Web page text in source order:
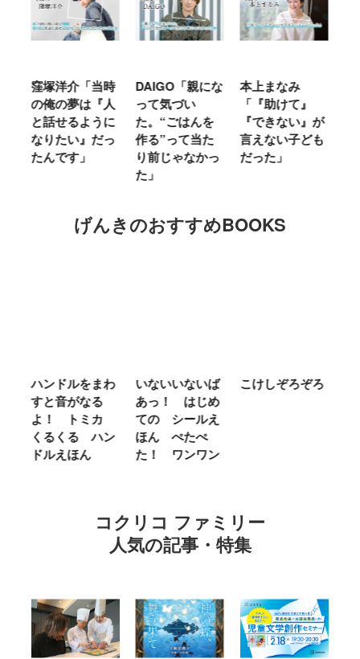
窪塚洋介「当時
の俺の夢は『人
と話せるように
なりたい』だっ
たんです」
DAIGO「親にな
って気づい
た。“ごはんを
作る”って当た
り前じゃなかっ
た」
本上まなみ
「『助けて』
『できない』が
言えない子ども
だった」
げんきのおすすめBOOKS
ハンドルをまわ
すと音がなる
よ！ トミカ
くるくる ハン
ドルえほん
いないいないば
あっ！ はじめ
ての シールえ
ほん ぺたぺ
た！ ワンワン
こけしぞろぞろ
コクリコ ファミリー
人気の記事・特集